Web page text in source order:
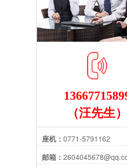
（汪先生）
座机： 0771-5791162
邮箱：